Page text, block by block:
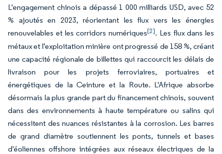
L'engagement chinois a dépassé 1 000 milliards USD, avec 52
% ajoutés en 2023, réorientant les flux vers les énergies
renouvelables et les corridors numériques[2]. Les flux dans les
métaux et l'exploitation minière ont progressé de 158 %, créant
une capacité régionale de billettes qui raccourcit les délais de
livraison pour les projets ferroviaires, portuaires et
énergétiques de la Ceinture et la Route. L'Afrique absorbe
désormais la plus grande part du financement chinois, souvent
dans des environnements à haute température ou salins qui
nécessitent des nuances résistantes à la corrosion. Les barres
de grand diamètre soutiennent les ponts, tunnels et bases
d'éoliennes offshore intégrées aux réseaux électriques de la